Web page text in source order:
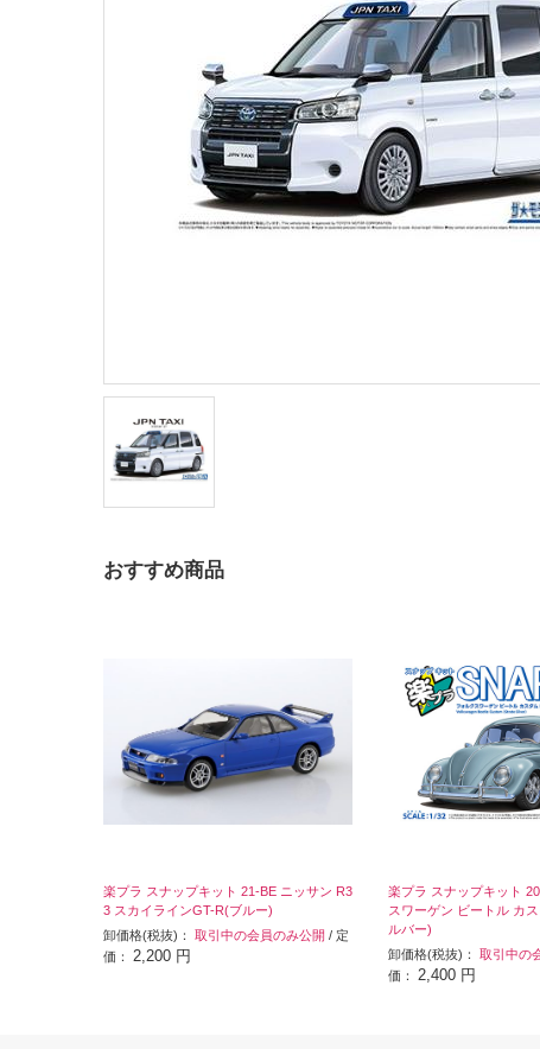
おすすめ商品
楽プラ スナップキット 21-BE ニッサン R3
3 スカイラインGT-R(ブルー)
卸価格(税抜)： 取引中の会員のみ公開 / 定
価： 2,200 円
楽プラ スナップキット
スワーゲン ビートル カ
ルバー)
卸価格(税抜)： 取引中の
価： 2,400 円